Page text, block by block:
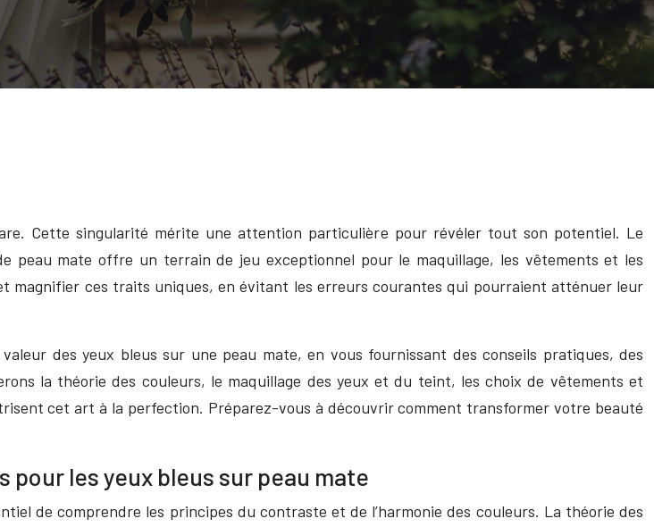
Cette singularité mérite une attention particulière pour révéler tout son potentiel. Le
mate offre un terrain de jeu exceptionnel pour le maquillage, les vêtements et les
magnifier ces traits uniques, en évitant les erreurs courantes qui pourraient atténuer leur
des yeux bleus sur une peau mate, en vous fournissant des conseils pratiques, des
la théorie des couleurs, le maquillage des yeux et du teint, les choix de vêtements et
cet art à la perfection. Préparez-vous à découvrir comment transformer votre beauté
les yeux bleus sur peau mate
de comprendre les principes du contraste et de l’harmonie des couleurs. La théorie des